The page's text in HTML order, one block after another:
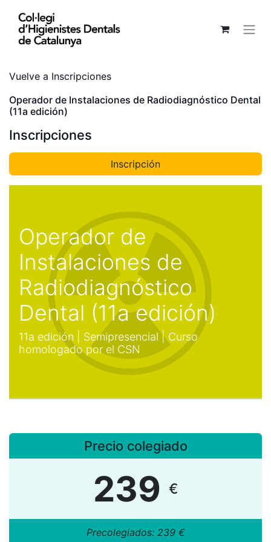
Vuelve a Inscripciones
Operador de Instalaciones de Radiodiagnóstico Dental
(11a edición)
Inscripciones
Inscripción​
Operador de
Instalaciones de
Radiodiagnóstico
Dental (11a edición)
11a edición | Semipresencial | Curso
homologado por el CSN
Precio colegiado
239 €
​Precolegiados: 239 €